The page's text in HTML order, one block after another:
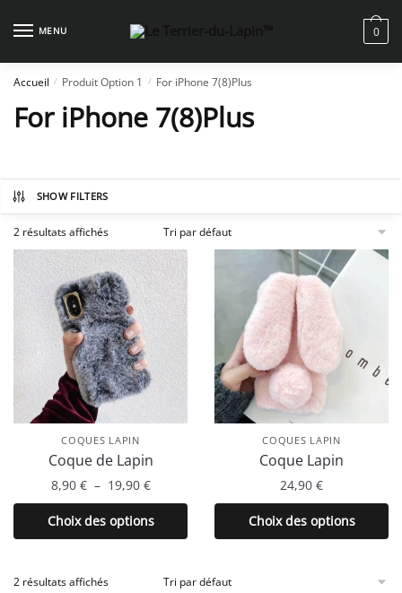
MENU 0
Accueil / Produit Option 1 / For iPhone 7(8)Plus
For iPhone 7(8)Plus
SHOW FILTERS
2 résultats affichés
COQUES LAPIN
Coque de Lapin
8,90 € – 19,90 €Plage
de
prix :
8,90 €
19,90 €
Choix des options
Ce
produit
plusieurs
COQUES LAPIN
Coque Lapin
24,90 €
Choix des options
Ce
produit
2 résultats affichés